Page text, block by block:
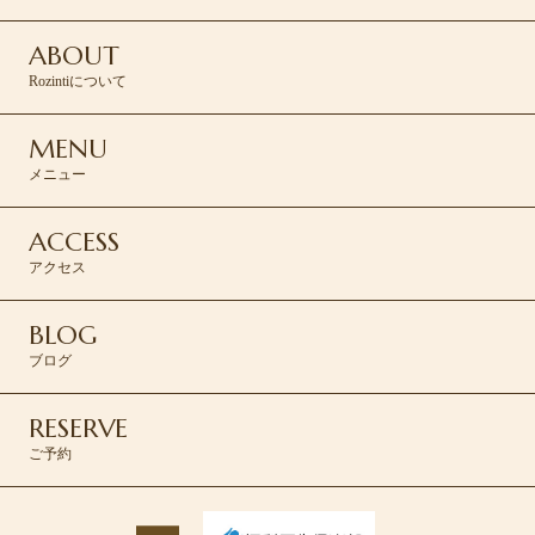
ABOUT
Rozintiについて
MENU
メニュー
ACCESS
アクセス
BLOG
ブログ
RESERVE
ご予約